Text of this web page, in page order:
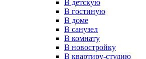
В детскую
В гостиную
В доме
В санузел
В комнату
В новостройку
В квартиру-студию